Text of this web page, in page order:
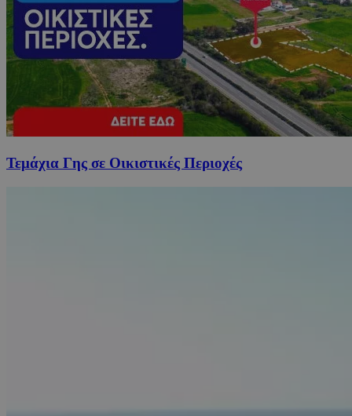
Τεμάχια Γης σε Οικιστικές Περιοχές